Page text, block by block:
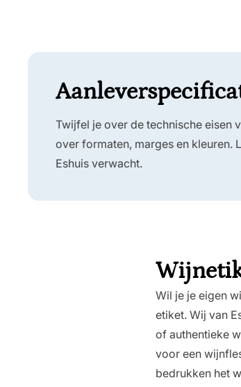
Twijfel je over de technische eisen
over formaten, marges en kleuren.
Eshuis verwacht.
Wil je je eigen
etiket. Wij van
of authentieke
voor een
bedrukken het